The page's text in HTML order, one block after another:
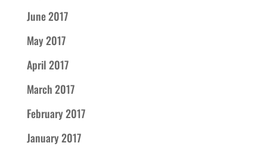
June 2017
May 2017
April 2017
March 2017
February 2017
January 2017